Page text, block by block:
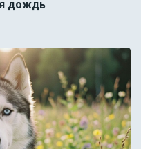
дождь